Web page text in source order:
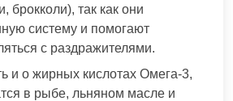
брокколи), так как они
систему и помогают
с раздражителями.
и о жирных кислотах Омега-3,
в рыбе, льняном масле и